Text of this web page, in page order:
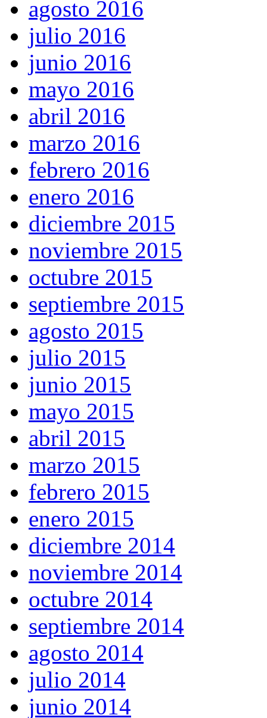
agosto 2016
julio 2016
junio 2016
mayo 2016
abril 2016
marzo 2016
febrero 2016
enero 2016
diciembre 2015
noviembre 2015
octubre 2015
septiembre 2015
agosto 2015
julio 2015
junio 2015
mayo 2015
abril 2015
marzo 2015
febrero 2015
enero 2015
diciembre 2014
noviembre 2014
octubre 2014
septiembre 2014
agosto 2014
julio 2014
junio 2014